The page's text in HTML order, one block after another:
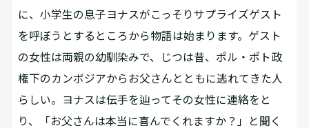
に、小学生の息子ヨナスがこっそりサプライズゲスト
を呼ぼうとするところから物語は始まります。ゲスト
の女性は両親の幼馴染みで、じつは昔、ポル・ポト政
権下のカンボジアからお父さんとともに逃れてきた人
らしい。ヨナスは伝手を辿ってその女性に連絡をと
り、「お父さんは本当に喜んでくれますか？」と聞く